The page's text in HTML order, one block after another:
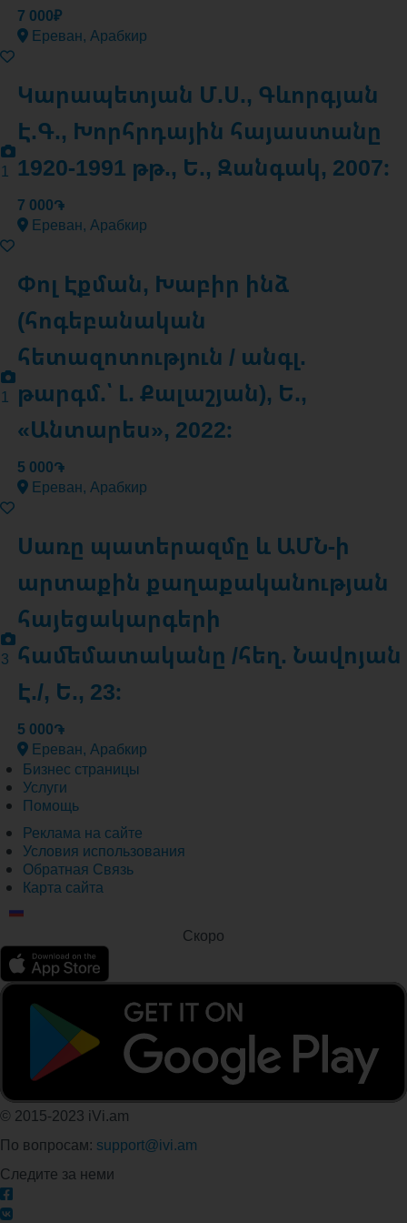
7 000₽
Ереван, Арабкир
1
Կարապետյան Մ.Ս., Գևորգյան
Է.Գ., Խորհրդային հայաստանը
1920-1991 թթ., Ե., Զանգակ, 2007։
7 000֏
Ереван, Арабкир
1
Փոլ Էքման, Խաբիր ինձ
(հոգեբանական
հետազոտություն / անգլ.
թարգմ.՝ Լ. Քալաշյան), Ե.,
«Անտարես», 2022։
5 000֏
Ереван, Арабкир
3
Սառը պատերազմը և ԱՄՆ-ի
արտաքին քաղաքականության
հայեցակարգերի
համեմատականը /հեղ. Նավոյան
Է./, Ե., 23։
5 000֏
Ереван, Арабкир
Бизнес страницы
Услуги
Помощь
Реклама на сайте
Условия использования
Обратная Связь
Карта сайта
Скоро
© 2015-2023 iVi.am
По вопросам: support@ivi.am
Следите за неми